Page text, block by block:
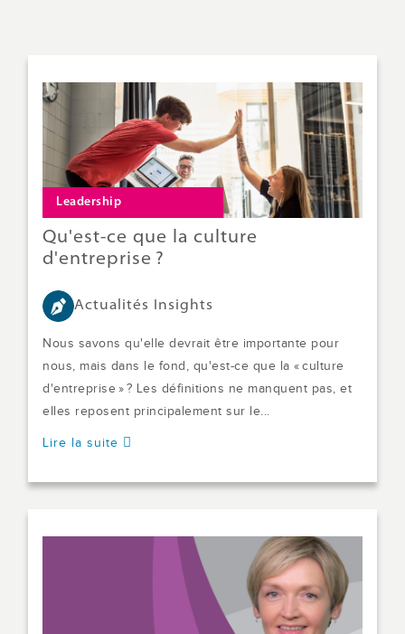
Leadership
Qu'est-ce que la culture
d'entreprise ?
Actualités Insights
Nous savons qu'elle devrait être importante pour
nous, mais dans le fond, qu'est-ce que la « culture
d'entreprise » ? Les définitions ne manquent pas, et
elles reposent principalement sur le...
Lire la suite